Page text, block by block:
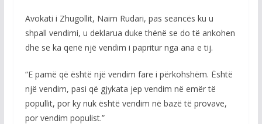
Avokati i Zhugollit, Naim Rudari, pas seancës ku u
shpall vendimi, u deklarua duke thënë se do të ankohen
dhe se ka qenë një vendim i papritur nga ana e tij.
“E pamë që është një vendim fare i përkohshëm. Është
një vendim, pasi që gjykata jep vendim në emër të
popullit, por ky nuk është vendim në bazë të provave,
por vendim populist.”